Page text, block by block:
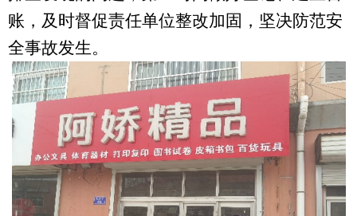
账，及时督促责任单位整改加固，坚决防范安
全事故发生。